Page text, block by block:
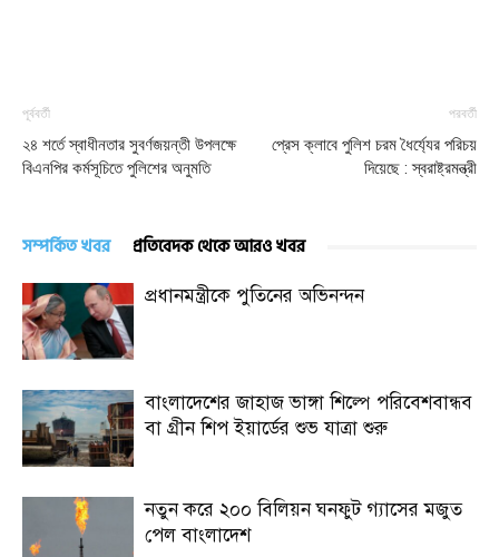
পূর্ববর্তী
২৪ শর্তে স্বাধীনতার সুবর্ণজয়ন্তী উপলক্ষে
বিএনপির কর্মসূচিতে পুলিশের অনুমতি
পরবর্তী
প্রেস ক্লাবে পুলিশ চরম ধৈর্য্যের পরিচয়
দিয়েছে : স্বরাষ্ট্রমন্ত্রী
সম্পর্কিত খবর প্রতিবেদক থেকে আরও খবর
প্রধানমন্ত্রীকে পুতিনের অভিনন্দন
বাংলাদেশের জাহাজ ভাঙ্গা শিল্পে পরিবেশবান্ধব
বা গ্রীন শিপ ইয়ার্ডের শুভ যাত্রা শুরু
নতুন করে ২০০ বিলিয়ন ঘনফুট গ্যাসের মজুত
পেল বাংলাদেশ